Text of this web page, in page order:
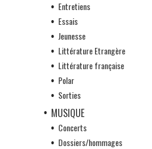
Entretiens
Essais
Jeunesse
Littérature Etrangère
Littérature française
Polar
Sorties
MUSIQUE
Concerts
Dossiers/hommages